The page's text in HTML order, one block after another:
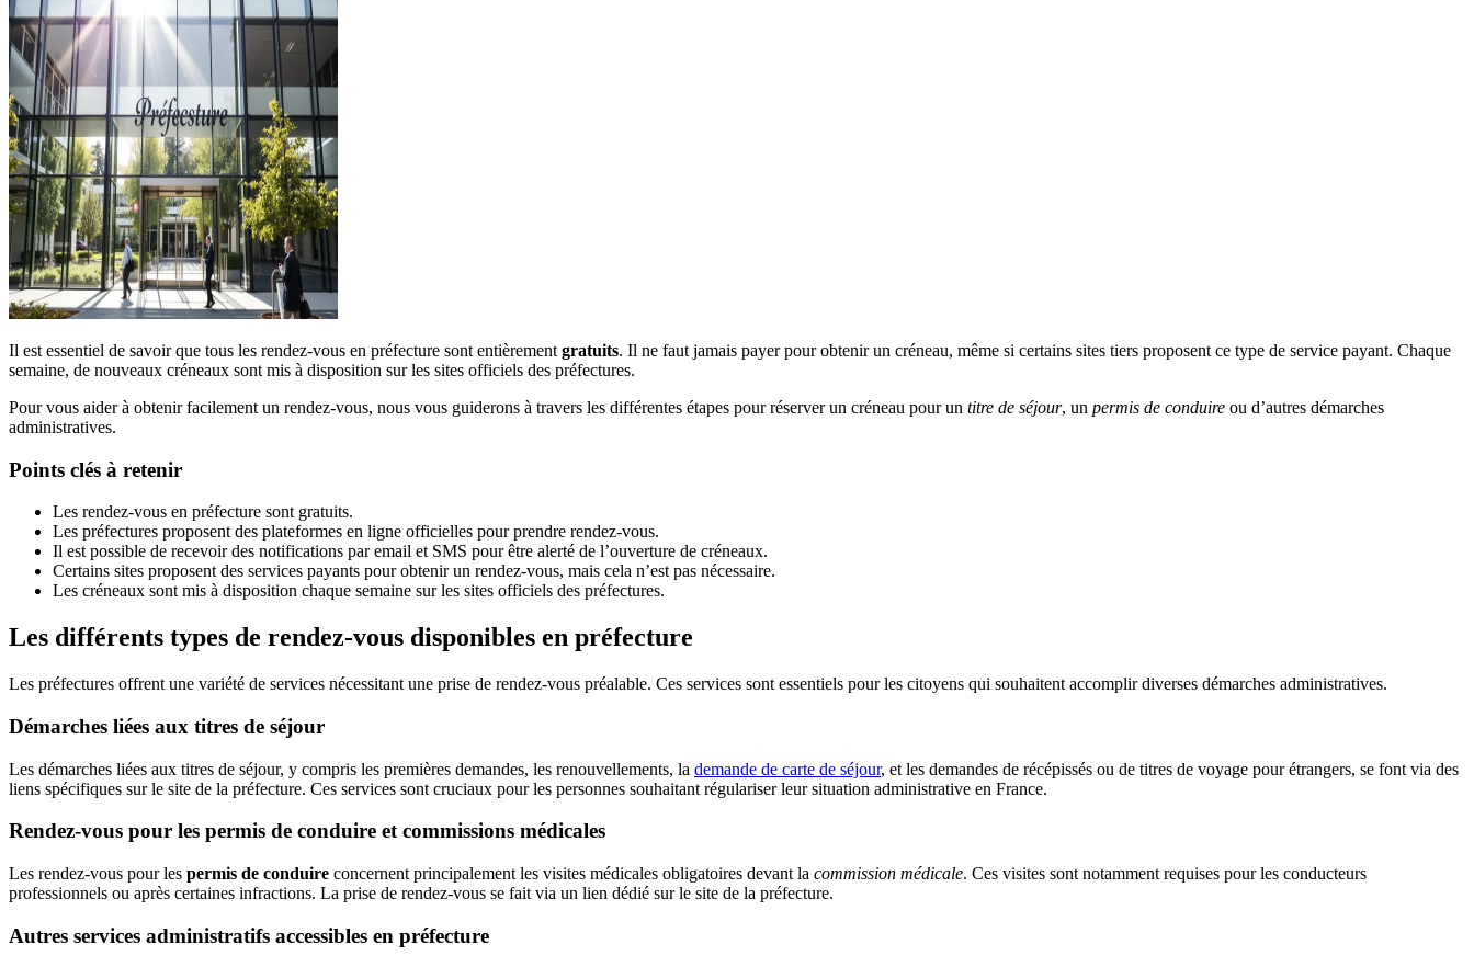
Il est essentiel de savoir que tous les rendez-vous en préfecture sont entièrement gratuits. Il ne faut jamais payer pour obtenir un créneau, même si certains sites tiers proposent ce type de service payant. Chaque
semaine, de nouveaux créneaux sont mis à disposition sur les sites officiels des préfectures.
Pour vous aider à obtenir facilement un rendez-vous, nous vous guiderons à travers les différentes étapes pour réserver un créneau pour un titre de séjour, un permis de conduire ou d’autres démarches
administratives.
Points clés à retenir
Les rendez-vous en préfecture sont gratuits.
Les préfectures proposent des plateformes en ligne officielles pour prendre rendez-vous.
Il est possible de recevoir des notifications par email et SMS pour être alerté de l’ouverture de créneaux.
Certains sites proposent des services payants pour obtenir un rendez-vous, mais cela n’est pas nécessaire.
Les créneaux sont mis à disposition chaque semaine sur les sites officiels des préfectures.
Les différents types de rendez-vous disponibles en préfecture
Les préfectures offrent une variété de services nécessitant une prise de rendez-vous préalable. Ces services sont essentiels pour les citoyens qui souhaitent accomplir diverses démarches administratives.
Démarches liées aux titres de séjour
Les démarches liées aux titres de séjour, y compris les premières demandes, les renouvellements, la demande de carte de séjour, et les demandes de récépissés ou de titres de voyage pour étrangers, se font via des
liens spécifiques sur le site de la préfecture. Ces services sont cruciaux pour les personnes souhaitant régulariser leur situation administrative en France.
Rendez-vous pour les permis de conduire et commissions médicales
Les rendez-vous pour les permis de conduire concernent principalement les visites médicales obligatoires devant la commission médicale. Ces visites sont notamment requises pour les conducteurs
professionnels ou après certaines infractions. La prise de rendez-vous se fait via un lien dédié sur le site de la préfecture.
Autres services administratifs accessibles en préfecture